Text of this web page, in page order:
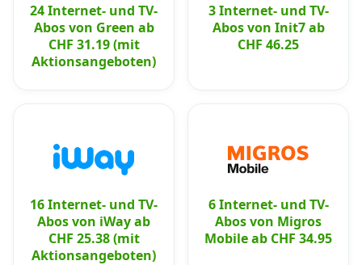
24 Internet- und TV-
Abos von Green ab
CHF 31.19 (mit
Aktionsangeboten)
3 Internet- und TV-
Abos von Init7 ab
CHF 46.25
16 Internet- und TV-
Abos von iWay ab
CHF 25.38 (mit
Aktionsangeboten)
6 Internet- und TV-
Abos von Migros
Mobile ab CHF 34.95